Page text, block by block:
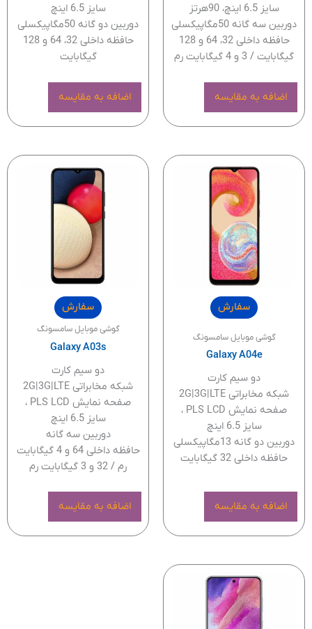
سایز 6.5 اینچ، 90هرتز
دوربین سه گانه 50مگاپیکسلی
حافظه داخلی 32، 64 و 128
گیگابایت / 3 و 4 گیگابایت رم
اضافه به مقایسه
سایز 6.5 اینچ
دوربین دو گانه 50مگاپیکسلی
حافظه داخلی 32، 64 و 128
گیگابایت
اضافه به مقایسه
سفارش
گوشی موبایل سامسونگ
Galaxy A04e
دو سیم کارت
شبکه مخابراتی 2G|3G|LTE
صفحه نمایش PLS LCD ،
سایز 6.5 اینچ
دوربین دو گانه 13مگاپیکسلی
حافظه داخلی 32 گیگابایت
اضافه به مقایسه
سفارش
گوشی موبایل سامسونگ
Galaxy A03s
دو سیم کارت
شبکه مخابراتی 2G|3G|LTE
صفحه نمایش PLS LCD ،
سایز 6.5 اینچ
دوربین سه گانه
حافظه داخلی 64 و 4 گیگابایت
رم / 32 و 3 گیگابایت رم
اضافه به مقایسه